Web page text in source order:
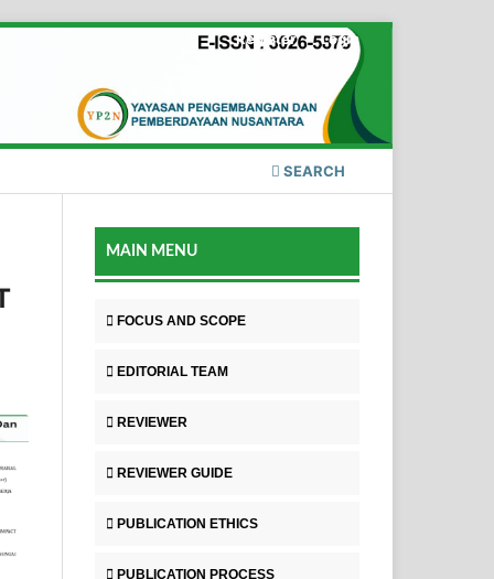
SEARCH
Register Login
MAIN MENU
FOCUS AND SCOPE
EDITORIAL TEAM
REVIEWER
REVIEWER GUIDE
PUBLICATION ETHICS
PUBLICATION PROCESS